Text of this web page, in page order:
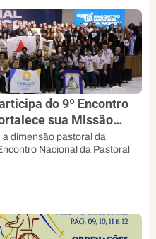
do 9º Encontro
Missão
dimensão pastoral da
Nacional da Pastoral